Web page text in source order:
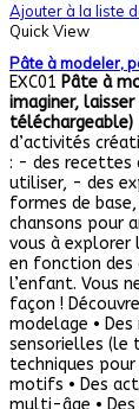
Ajouter à la liste
Quick View
Pâte à modeler,
EXC01 Pâte à
imaginer,
téléchargeable)
d’activités
: - des recettes
utiliser, - des
formes de
chansons pour
vous à
en fonction
l’enfant. Vous
façon !
modelage •
sensorielles (le
techniques
motifs • Des